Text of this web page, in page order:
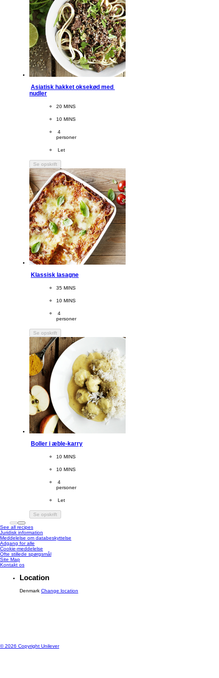
Asiatisk hakket oksekød med
nudler
CookingTime
20 MINS
PreparationTime
10 MINS
Servings
4
personer
Difficulty
Let
Se opskrift
Klassisk lasagne
CookingTime
35 MINS
PreparationTime
10 MINS
Servings
4
personer
Se opskrift
Boller i æble-karry
CookingTime
10 MINS
PreparationTime
10 MINS
Servings
4
personer
Difficulty
Let
Se opskrift
See all recipes
Juridisk information
Meddelelse om databeskyttelse
Adgang for alle
Cookie-meddelelse
Ændre Indstillingerne
Site Map